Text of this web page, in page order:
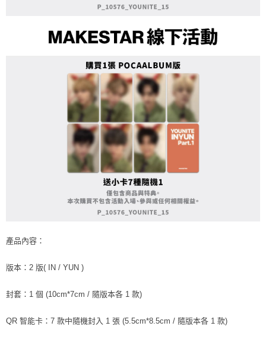
https://aftee.tw/terms/#terms3
「AFTEE先享後付」，若未經同意申辦者引起之損失，本公司不負相關責
４．使用「AFTEE先享後付」時，將依據個別帳號之用戶狀況，依本公司即
請求用戶進行身份認證。
５．嚴禁一人註冊多個帳號或使用他人資訊註冊。若發現惡意使用之情形，
恩沛科技股份有限公司將有權停止該用戶之使用額度並採取法律行動。
北美國家/地區配送
歐洲國家/地區配送
產品內容：
版本：2 版( IN / YUN )
封套：1 個 (10cm*7cm / 隨版本各 1 款)
QR 智能卡：7 款中隨機封入 1 張 (5.5cm*8.5cm / 隨版本各 1 款)